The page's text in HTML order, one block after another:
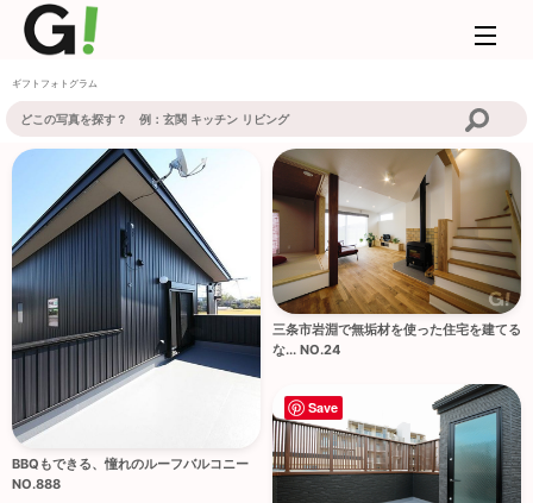
ギフトフォトグラム
BBQもできる、憧れのルーフバルコニー
NO.888
三条市岩淵で無垢材を使った住宅を建てる
な... NO.24
Save